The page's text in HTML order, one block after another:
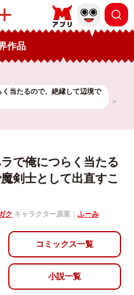
作品
当たるので、絶縁して辺境で
で俺につらく当たる
剣士として出直すこ
ク キャラクター原案：ふーみ
コミックス一覧
小説一覧